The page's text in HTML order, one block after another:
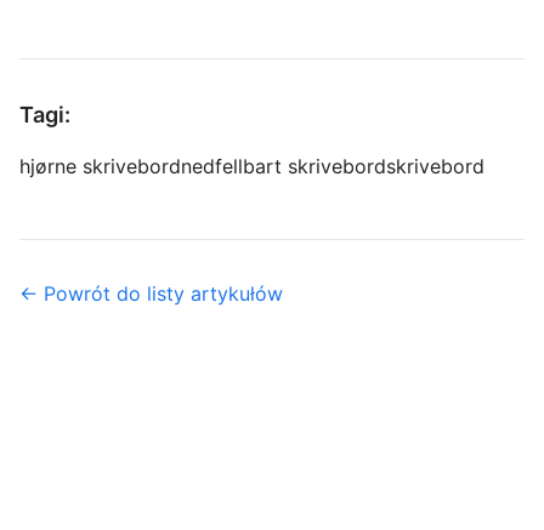
Tagi:
hjørne skrivebordnedfellbart skrivebordskrivebord
← Powrót do listy artykułów